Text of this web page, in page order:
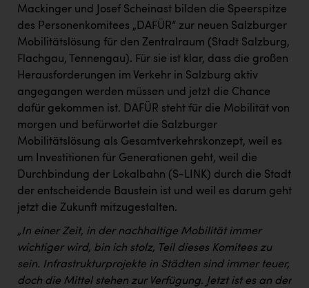
Oldtimer Raststationen und Motorhotels
Österreichischer Kachelofenverband
Passage Linz
PÜSPÖK
REMAX
RE/MAX Welcome
RUBBLE MASTER
Ruderclub Wels
Mackinger und Josef Scheinast bilden die Speerspitze
des Personenkomitees „DAFÜR“ zur neuen Salzburger
Mobilitätslösung für den Zentralraum (Stadt Salzburg,
Flachgau, Tennengau). Für sie ist klar, dass die großen
Herausforderungen im Verkehr in Salzburg aktiv
angegangen werden müssen und jetzt die Chance
dafür gekommen ist. DAFÜR steht für die Mobilität von
morgen und befürwortet die Salzburger
Mobilitätslösung als Gesamtverkehrskonzept, weil es
um Investitionen für Generationen geht, weil die
Durchbindung der Lokalbahn (S-LINK) durch die Stadt
der entscheidende Baustein ist und weil es darum geht
jetzt die Zukunft mitzugestalten.
„In einer Zeit, in der nachhaltige Mobilität immer
wichtiger wird, bin ich stolz, Teil dieses Komitees zu
sein. Infrastrukturprojekte in Städten sind immer teuer,
doch die Mittel stehen zur Verfügung. Jetzt ist es an der